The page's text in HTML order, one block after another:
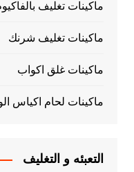
ماكينات تغليف
ماكينات تغليف شرنك
ماكينات غلق اكواب
ماكينات لحام اكياس
التعبئه و التغليف